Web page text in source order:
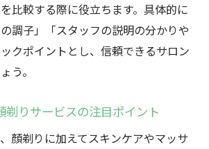
比較する際に役立ちます。具体的に
調子」「スタッフの説明の分かりや
クポイントとし、信頼できるサロン
う。
剃りサービスの注目ポイント
顏剃りに加えてスキンケアやマッサ